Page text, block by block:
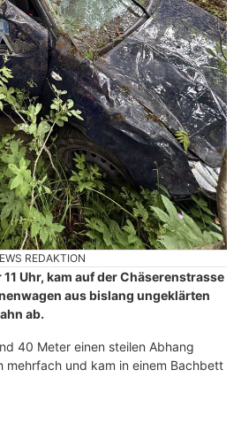
REDAKTION
Uhr, kam auf der Chäserenstrasse
aus bislang ungeklärten
ab.
40 Meter einen steilen Abhang
mehrfach und kam in einem Bachbett